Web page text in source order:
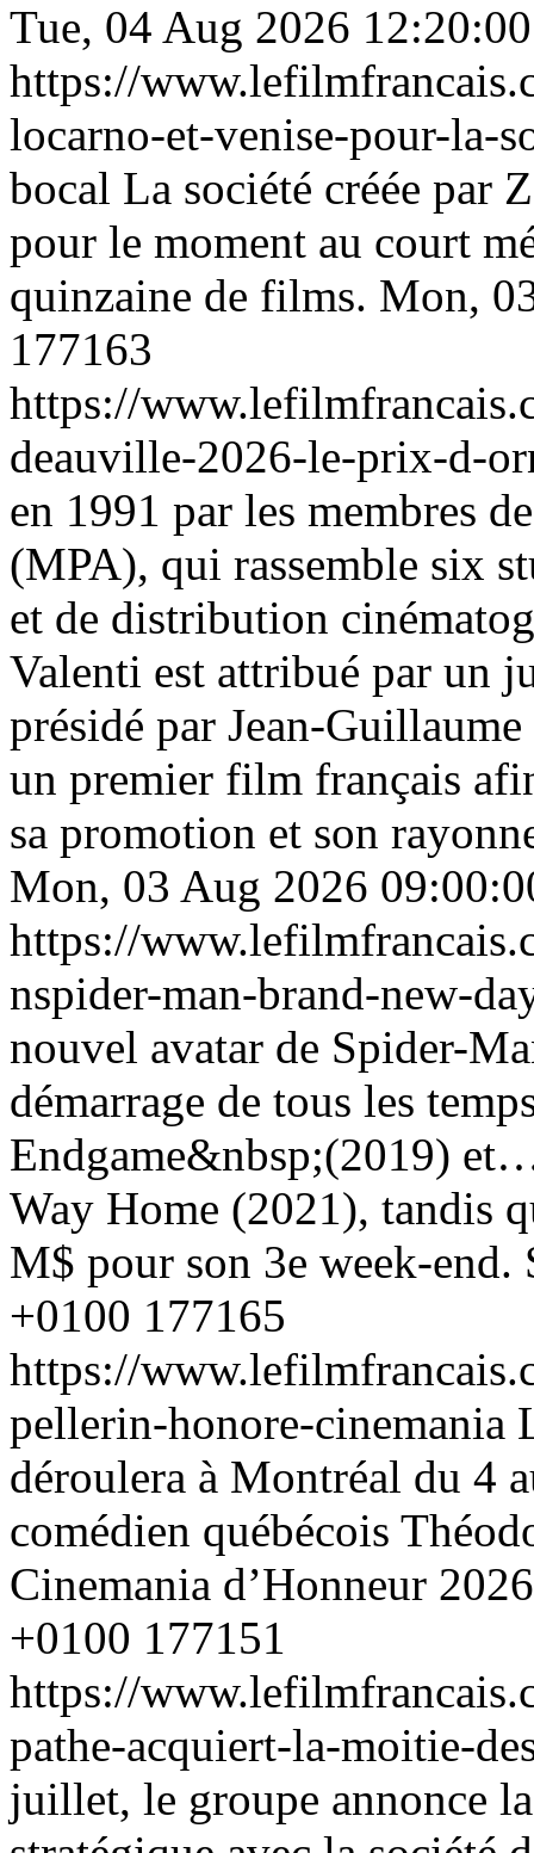
Tue, 04 Aug 2026
https://
locarno-et-venise-pour-la-
bocal La société créée par
pour le moment au court
quinzaine de films. Mon,
177163
https://
deauville-2026-le-prix-d-
en 1991 par les membres
(MPA), qui rassemble six
et de distribution
Valenti est attribué par un
présidé par Jean-
un premier film français
sa promotion et son
Mon, 03 Aug 2026
https://
nspider-man-brand-new-
nouvel avatar de Spider-
démarrage de tous les
Endgame&nbsp;(2019)
Way Home (2021), tandis
M$ pour son 3e week-end.
+0100 177165
https://
pellerin-honore-cinemania
déroulera à Montréal du 4
comédien québécois
Cinemania d’Honneur
+0100 177151
https://
pathe-acquiert-la-moitie-
juillet, le groupe annonce